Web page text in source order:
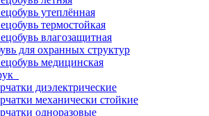
утеплённая
термостойкая
влагозащитная
для охранных структур
медицинская
диэлектрические
механически стойкие
одноразовые